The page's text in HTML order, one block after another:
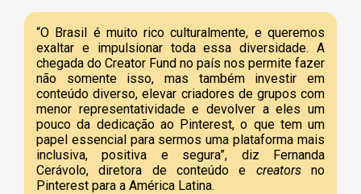
“O Brasil é muito rico culturalmente, e queremos
exaltar e impulsionar toda essa diversidade. A
chegada do Creator Fund no país nos permite fazer
não somente isso, mas também investir em
conteúdo diverso, elevar criadores de grupos com
menor representatividade e devolver a eles um
pouco da dedicação ao Pinterest, o que tem um
papel essencial para sermos uma plataforma mais
inclusiva, positiva e segura”, diz Fernanda
Cerávolo, diretora de conteúdo e creatorsno
Pinterest para a América Latina.